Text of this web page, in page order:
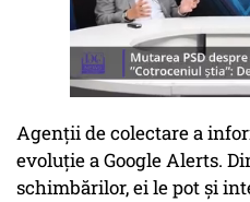
Agenții de colectare a
evoluție a Google Alerts.
schimbărilor, ei le pot și